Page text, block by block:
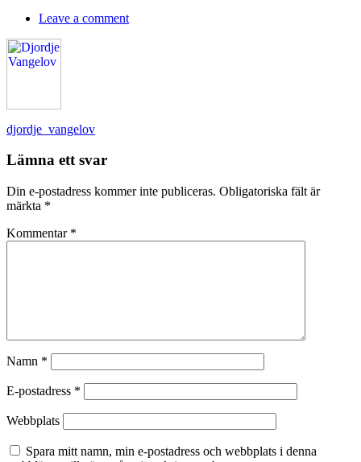
Leave a comment
Inläggsnavigering
djordje_vangelov
Lämna ett svar
Din e-postadress kommer inte publiceras. Obligatoriska fält är
märkta *
Kommentar *
Namn *
E-postadress *
Webbplats
Spara mitt namn, min e-postadress och webbplats i denna